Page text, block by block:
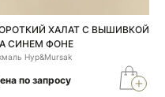
ХАЛАТ С ВЫШИВКОЙ
СИНЕМ ФОНЕ
Нур&Mursak
по запросу